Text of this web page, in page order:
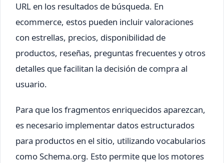
URL en los resultados de búsqueda. En
ecommerce, estos pueden incluir valoraciones
con estrellas, precios, disponibilidad de
productos, reseñas, preguntas frecuentes y otros
detalles que facilitan la decisión de compra al
usuario.
Para que los fragmentos enriquecidos aparezcan,
es necesario implementar datos estructurados
para productos en el sitio, utilizando vocabularios
como Schema.org. Esto permite que los motores